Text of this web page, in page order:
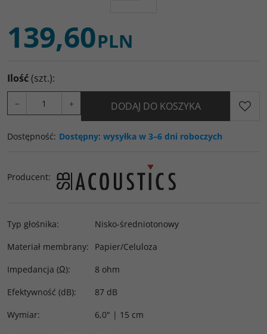
139,60PLN
Ilość(szt.):
− + DODAJ DO KOSZYKA
Dostępność: Dostępny: wysyłka w 3–6 dni roboczych
Producent:
Typ głośnika:
Nisko-średniotonowy
Materiał membrany:
Papier/Celuloza
Impedancja (Ω):
8 ohm
Efektywność (dB):
87 dB
Wymiar:
6,0" | 15 cm